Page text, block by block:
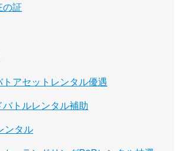
の証
トアセットレンタル優遇
バトルレンタル補助
ンタル